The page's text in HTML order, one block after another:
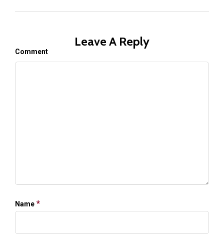
Leave A Reply
Comment
Name *